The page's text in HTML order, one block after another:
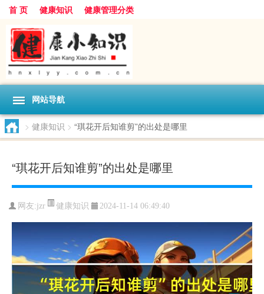
首 页 健康知识 健康管理分类
网站导航
> 健康知识 > “琪花开后知谁剪”的出处是哪里
“琪花开后知谁剪”的出处是哪里
网友:jzr 健康知识 2024-11-14 06:49:40